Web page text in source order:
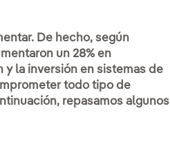
De hecho, según
un 28% en
la inversión en sistemas de
todo tipo de
repasamos algunos